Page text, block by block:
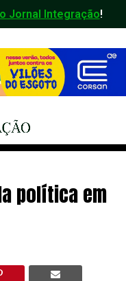
Jornal Integração!
política em